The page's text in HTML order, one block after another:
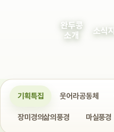
완두콩
소개
소식지
기획특집 웃어라공동체
장미경의삶의풍경 마실풍경